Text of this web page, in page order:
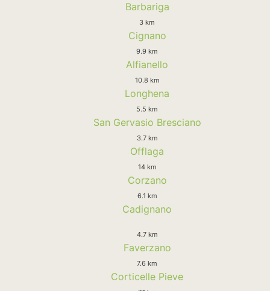
Barbariga
3 km
Cignano
9.9 km
Alfianello
10.8 km
Longhena
5.5 km
San Gervasio Bresciano
3.7 km
Offlaga
14 km
Corzano
6.1 km
Cadignano
4.7 km
Faverzano
7.6 km
Corticelle Pieve